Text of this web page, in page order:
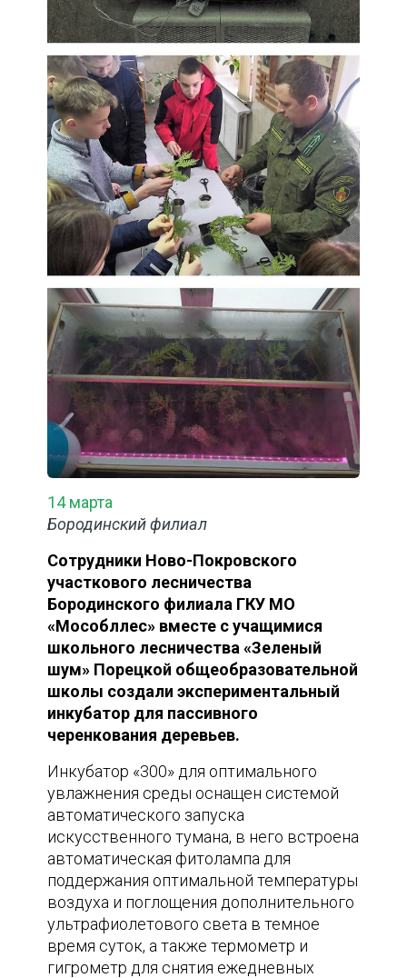
14 марта
Бородинский филиал
Сотрудники Ново-Покровского
участкового лесничества
Бородинского филиала ГКУ МО
«Мособллес» вместе с учащимися
школьного лесничества «Зеленый
шум» Порецкой общеобразовательной
школы создали экспериментальный
инкубатор для пассивного
черенкования деревьев.
Инкубатор «300» для оптимального
увлажнения среды оснащен системой
автоматического запуска
искусственного тумана, в него встроена
автоматическая фитолампа для
поддержания оптимальной температуры
воздуха и поглощения дополнительного
ультрафиолетового света в темное
время суток, а также термометр и
гигрометр для снятия ежедневных